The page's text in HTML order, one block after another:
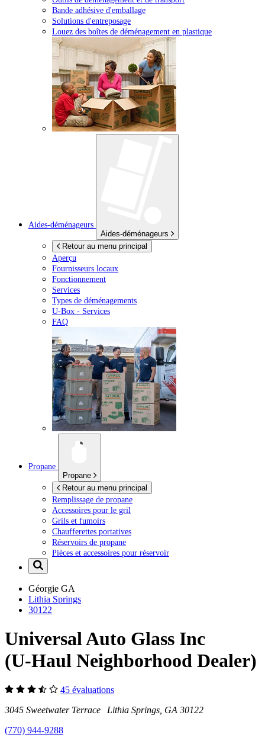
Bande adhésive d'emballage
Solutions d'entreposage
Louez des boîtes de déménagement en plastique
Aides-déménageurs
Aides-déménageurs
Retour au menu principal
Aperçu
Fournisseurs locaux
Fonctionnement
Services
Types de déménagements
U-Box - Services
FAQ
Propane
Propane
Retour au menu principal
Remplissage de propane
Accessoires pour le gril
Grils et fumoirs
Chaufferettes portatives
Réservoirs de propane
Pièces et accessoires pour réservoir
Géorgie GA
Lithia Springs
30122
Universal Auto Glass Inc
(U-Haul Neighborhood Dealer)
45 évaluations
3045 Sweetwater Terrace Lithia Springs, GA 30122
(770) 944-9288